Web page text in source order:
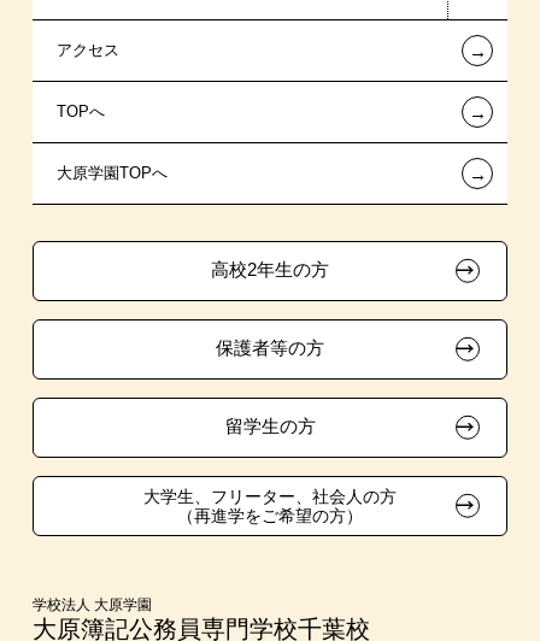
東京経営大学 学士取得コース
提携教育ローン
新聞奨学生
試験による特待生制度
指定校推薦入学
指定校自己推薦入学
特別推薦入学
生徒会活動推薦入学
在校生・卒業生紹介推薦入学
大学生・短期大学生特別入学
学費
東京経営大学への3年次編入学
夢を叶えた先輩たち
施設・研修所
学生寮・マンションのご案内
大原学園グループ案内
お知らせ・新着情報
在校生へのお知らせ
各種証明書の発行ご希望の方
採用ご担当の方
アクセス ←
TOPへ ←
大原学園TOPへ ←
高校2年生の方
保護者等の方
留学生の方
大学生、フリーター、社会人の方
（再進学をご希望の方）
学校法人 大原学園
大原簿記公務員専門学校千葉校